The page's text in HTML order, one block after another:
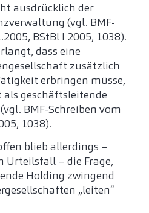
ausdrücklich der
(vgl. BMF-
BStBl I 2005, 1038).
dass eine
zusätzlich
erbringen müsse,
geschäftsleitende
BMF-Schreiben vom
1038).
blieb allerdings –
Urteilsfall – die Frage,
Holding zwingend
„leiten“